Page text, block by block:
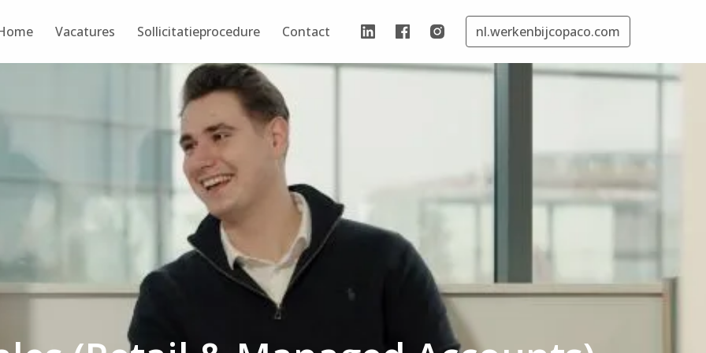
Vacatures Sollicitatieprocedure Contact nl.werkenbijcopaco.com